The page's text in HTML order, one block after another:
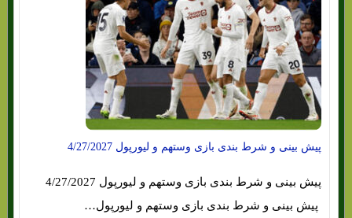
پیش بینی و شرط بندی بازی وستهم و لیورپول 4/27/2027
پیش بینی و شرط بندی بازی وستهم و لیورپول…